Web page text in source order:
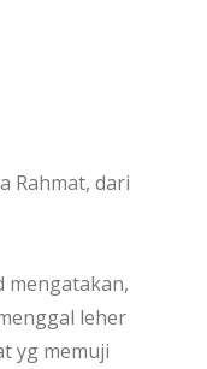
Rahmat, dari
mengatakan,
leher
yg memuji